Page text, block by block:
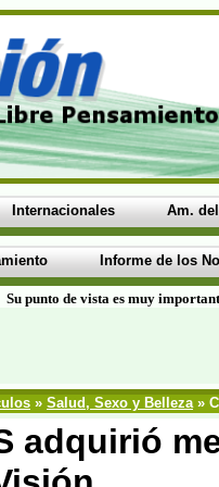
Internacionales Am.
Informe de los
Su punto de vista es muy
» Salud, Sexo y Belleza»
adquirió